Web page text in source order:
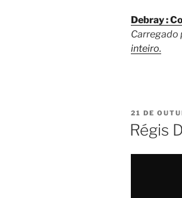
Debray :
Carregado
inteiro.
PUBLICADO
21 DE
Régis